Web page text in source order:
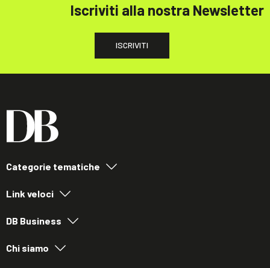
Iscriviti alla nostra Newsletter
ISCRIVITI
Categorie tematiche
Link veloci
DB Business
Chi siamo